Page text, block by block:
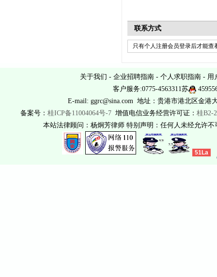
联系方式
只有个人注册会员登录后才能查
关于我们 - 企业招聘指南 - 个人求职指南 - 用
客户服务:0775-4563311苏
E-mail: ggrc@sina.com 地址：贵港市港北区金港
备案号： 桂ICP备11004064号-7增值电信业务经营许可证： 桂B2-
本站法律顾问：杨炯芳律师 特别声明：任何人未经允许
51La